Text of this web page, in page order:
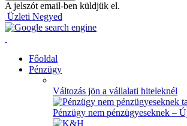
A jelszót email-ben küldjük el.
Üzleti Negyed
Főoldal
Pénzügy
Változás jön a vállalati hiteleknél
Pénzügy nem pénzügyeseknek –